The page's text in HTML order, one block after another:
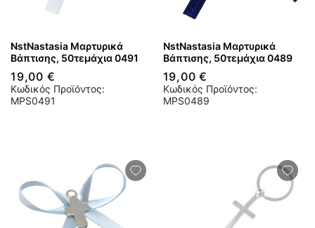
NstNastasia Μαρτυρικά
Βάπτισης, 50τεμάχια 0491
19,00 €
Κωδικός Προϊόντος:
MPS0491
NstNastasia Μαρτυρικά
Βάπτισης, 50τεμάχια 0489
19,00 €
Κωδικός Προϊόντος:
MPS0489